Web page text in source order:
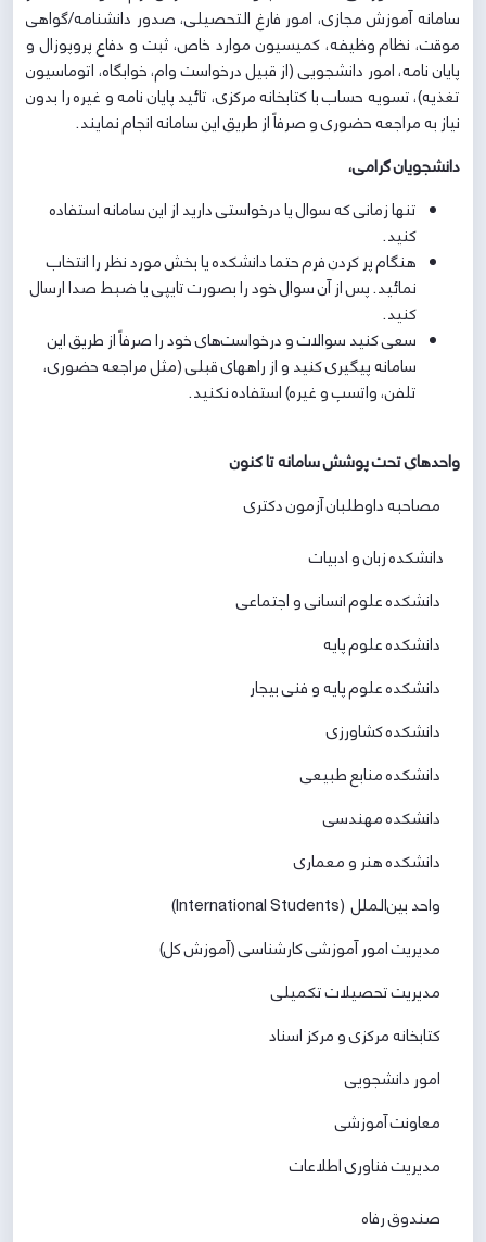
سامانه آموزش مجازی، امور فارغ التحصیلی، صدور دانشنامه/گواهی
موقت، نظام وظیفه، کمیسیون موارد خاص، ثبت و دفاع پروپوزال و
پایان نامه، امور دانشجویی (از قبیل درخواست وام، خوابگاه، اتوماسیون
تغذیه)، تسویه حساب با کتابخانه مرکزی، تائید پایان نامه و غیره را بدون
نیاز به مراجعه حضوری و صرفاً از طریق این سامانه انجام نمایند.
دانشجویان گرامی،
تنها زمانی که سوال یا درخواستی دارید از این سامانه استفاده
کنید.
هنگام پر کردن فرم حتما دانشکده یا بخش مورد نظر را انتخاب
نمائید. پس از آن سوال خود را بصورت تایپی یا ضبط صدا ارسال
کنید.
سعی کنید سوالات و درخواست‌های خود را صرفاً از طریق این
سامانه پیگیری کنید و از راههای قبلی (مثل مراجعه حضوری،
تلفن، واتسپ و غیره) استفاده نکنید.
واحدهای تحت پوشش سامانه تا کنون
مصاحبه داوطلبان آزمون دکتری
دانشکده زبان و ادبیات
دانشکده علوم انسانی و اجتماعی
دانشکده علوم پایه
دانشکده علوم پایه و فنی بیجار
دانشکده کشاورزی
دانشکده منابع طبیعی
دانشکده مهندسی
دانشکده هنر و معماری
واحد بین‌الملل (International Students)
مدیریت امور آموزشی کارشناسی (آموزش کل)
مدیریت تحصیلات تکمیلی
کتابخانه مرکزی و مرکز اسناد
امور دانشجویی
معاونت آموزشی
مدیریت فناوری اطلاعات
صندوق رفاه